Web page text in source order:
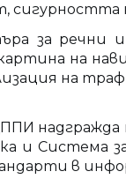
за речни
на
на
и Система
в